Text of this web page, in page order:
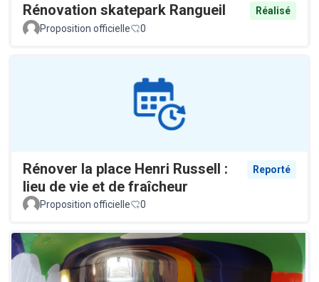
Rénovation skatepark Rangueil
Réalisé
Proposition officielle
0
Rénover la place Henri Russell :
lieu de vie et de fraîcheur
Reporté
Proposition officielle 0